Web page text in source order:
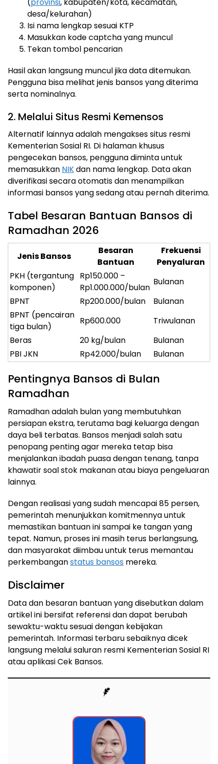
desa/kelurahan)
Isi nama lengkap sesuai KTP
Masukkan kode captcha yang muncul
Tekan tombol pencarian
Hasil akan langsung muncul jika data ditemukan.
Pengguna bisa melihat jenis bansos yang diterima
serta nominalnya.
2. Melalui Situs Resmi Kemensos
Alternatif lainnya adalah mengakses situs resmi
Kementerian Sosial RI. Di halaman khusus
pengecekan bansos, pengguna diminta untuk
memasukkan NIKdan nama lengkap. Data akan
diverifikasi secara otomatis dan menampilkan
informasi bansos yang sedang atau pernah diterima.
Tabel Besaran Bantuan Bansos di
Ramadhan 2026
Jenis Bansos
Besaran
Bantuan
Frekuensi
Penyaluran
PKH (tergantung
komponen)
Rp150.000 –
Rp1.000.000/bulan
Bulanan
BPNT
Rp200.000/bulan
Bulanan
BPNT (pencairan
tiga bulan)
Rp600.000
Triwulanan
Beras
20 kg/bulan
Bulanan
PBI JKN
Rp42.000/bulan Bulanan
Pentingnya Bansos di Bulan
Ramadhan
Ramadhan adalah bulan yang membutuhkan
persiapan ekstra, terutama bagi keluarga dengan
daya beli terbatas. Bansos menjadi salah satu
penopang penting agar mereka tetap bisa
menjalankan ibadah puasa dengan tenang, tanpa
khawatir soal stok makanan atau biaya pengeluaran
lainnya.
Dengan realisasi yang sudah mencapai 85 persen,
pemerintah menunjukkan komitmennya untuk
memastikan bantuan ini sampai ke tangan yang
tepat. Namun, proses ini masih terus berlangsung,
dan masyarakat diimbau untuk terus memantau
perkembanganstatus bansos mereka.
Disclaimer
Data dan besaran bantuan yang disebutkan dalam
artikel ini bersifat referensi dan dapat berubah
sewaktu-waktu sesuai dengan kebijakan
pemerintah. Informasi terbaru sebaiknya dicek
langsung melalui saluran resmi Kementerian Sosial RI
atau aplikasi Cek Bansos.